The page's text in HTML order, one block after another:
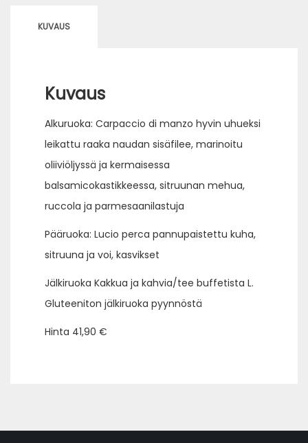
KUVAUS
Kuvaus
Alkuruoka: Carpaccio di manzo hyvin uhueksi
leikattu raaka naudan sisäfilee, marinoitu
oliiviöljyssä ja kermaisessa
balsamicokastikkeessa, sitruunan mehua,
ruccola ja parmesaanilastuja
Pääruoka: Lucio perca pannupaistettu kuha,
sitruuna ja voi, kasvikset
Jälkiruoka Kakkua ja kahvia/tee buffetista L.
Gluteeniton jälkiruoka pyynnöstä
Hinta 41,90 €